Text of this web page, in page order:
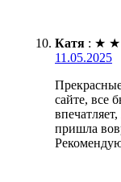
Катя : ★ ★
11.05.2025
сайте, все
пришла